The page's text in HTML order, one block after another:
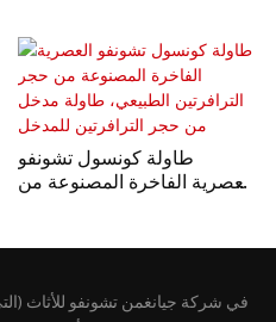
طاولة كونسول تشونفو
العصرية الفاخرة المصنوعة من